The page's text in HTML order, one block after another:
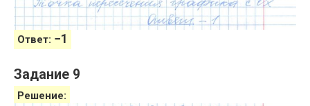
Ответ: −1
Задание 9
Решение: